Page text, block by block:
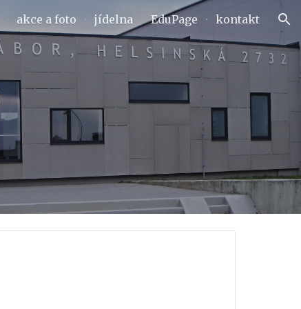
akce a foto jídelna EduPage kontakt